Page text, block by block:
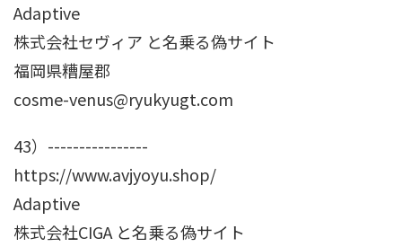
Adaptive
株式会社セヴィア と名乗る偽サイト
福岡県糟屋郡
cosme-venus@ryukyugt.com
43）----------------
https://www.avjyoyu.shop/
Adaptive
株式会社CIGA と名乗る偽サイト